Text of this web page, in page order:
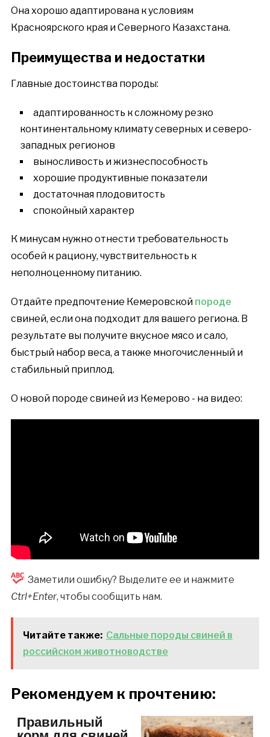
Она хорошо адаптирована к условиям
Красноярского края и Северного Казахстана.
Преимущества и недостатки
Главные достоинства породы:
адаптированность к сложному резко
континентальному климату северных и северо-
западных регионов
выносливость и жизнеспособность
хорошие продуктивные показатели
достаточная плодовитость
спокойный характер
К минусам нужно отнести требовательность
особей к рациону, чувствительность к
неполноценному питанию.
Отдайте предпочтение Кемеровской породе
свиней, если она подходит для вашего региона. В
результате вы получите вкусное мясо и сало,
быстрый набор веса, а также многочисленный и
стабильный приплод.
О новой породе свиней из Кемерово - на видео:
Заметили ошибку? Выделите ее и нажмите
Ctrl+Enter, чтобы сообщить нам.
Читайте также: Сальные породы свиней в
российском животноводстве
Рекомендуем к прочтению:
Правильный